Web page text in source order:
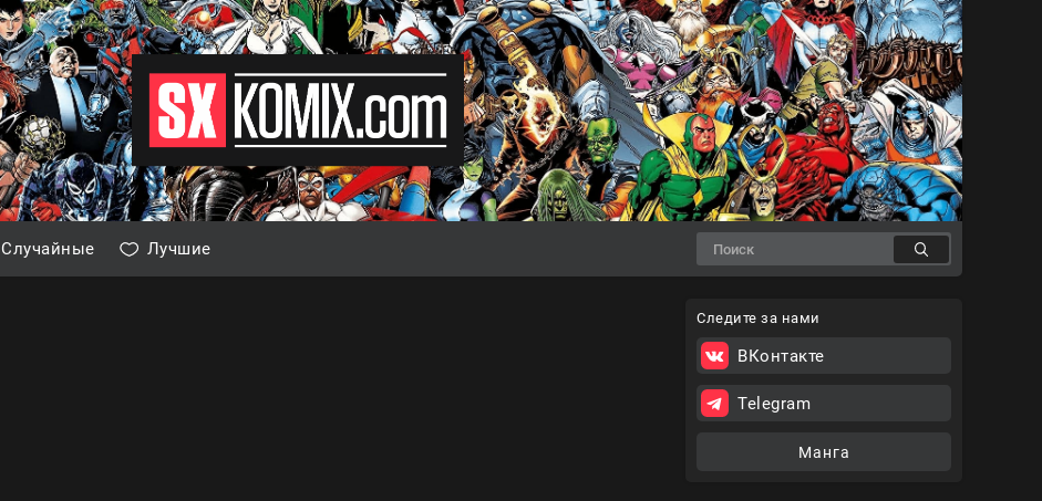
Случайные Лучшие
Следите за нами
ВКонтакте
Telegram
Манга